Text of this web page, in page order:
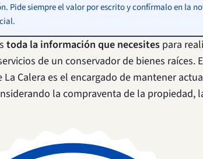
Pide siempre el valor por escrito y confírmalo en la
toda la información que necesites para
de un conservador de bienes raíces.
La Calera es el encargado de mantener
la compraventa de la propiedad,